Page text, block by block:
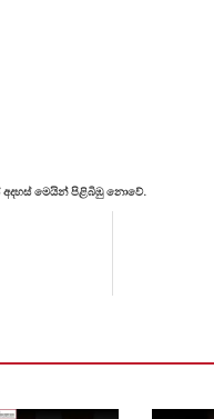
අදහස් මෙයින් පිළිබිඹු නොවේ.